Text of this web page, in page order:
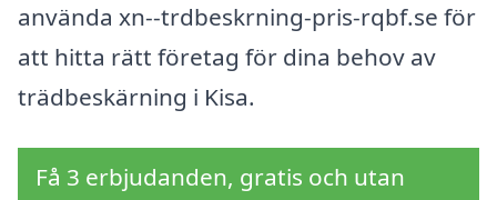
använda xn--trdbeskrning-pris-rqbf.se för
att hitta rätt företag för dina behov av
trädbeskärning i Kisa.
Få 3 erbjudanden, gratis och utan